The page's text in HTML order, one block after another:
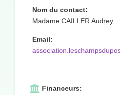
Nom du contact:
Madame CAILLER Audrey
Email:
Financeurs: